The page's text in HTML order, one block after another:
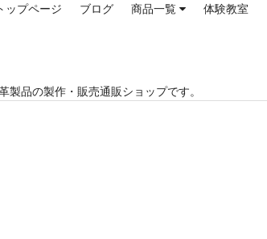
ップページ ブログ 商品一覧 体験教室
品の製作・販売通販ショップです。